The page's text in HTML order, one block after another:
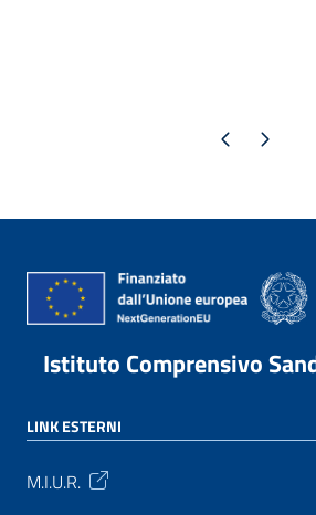
Pagina precedente
Pagina successiva
Istituto Comprensivo
LINK ESTERNI
M.I.U.R.